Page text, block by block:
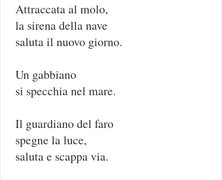
Attraccata al molo,
la sirena della nave
saluta il nuovo giorno.
Un gabbiano
si specchia nel mare.
Il guardiano del faro
spegne la luce,
saluta e scappa via.